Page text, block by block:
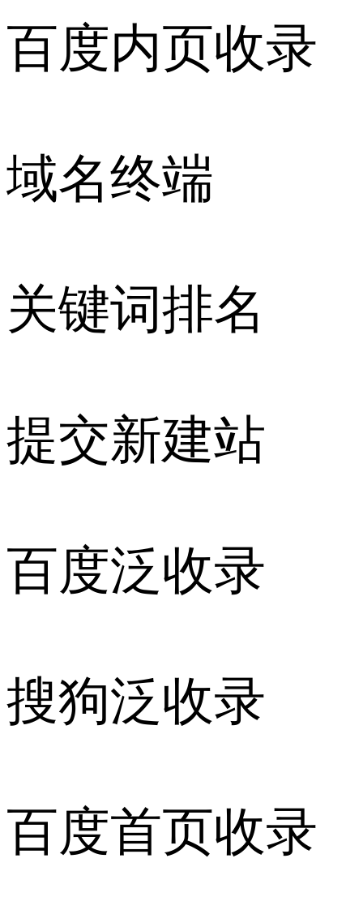
百度内页收录
域名终端
关键词排名
提交新建站
百度泛收录
搜狗泛收录
百度首页收录